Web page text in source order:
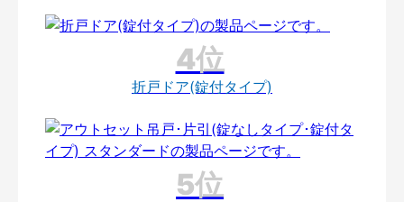
折戸ドア(錠付タイプ)